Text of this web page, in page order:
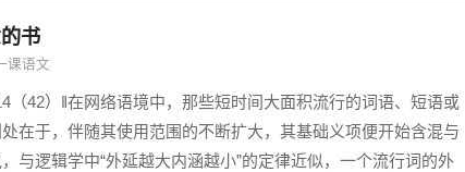
书
课语文
（42）‖在网络语境中，那些短时间大面积流行的词语、短语或
在于，伴随其使用范围的不断扩大，其基础义项便开始含混与
与逻辑学中“外延越大内涵越小”的定律近似，一个流行词的外